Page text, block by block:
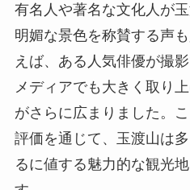
有名人や著名な文化人が
明媚な景色を称賛する声
えば、ある人気俳優が撮
メディアでも大きく取り
がさらに広まりました。
評価を通じて、玉渡山は
るに値する魅力的な観光